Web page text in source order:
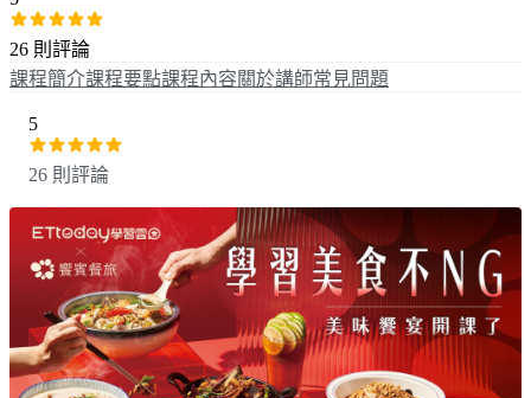
26 則評論
課程簡介課程要點課程內容關於講師常見問題
5
26 則評論